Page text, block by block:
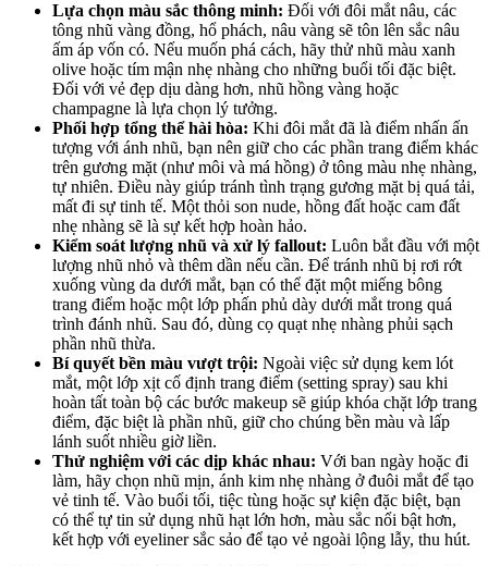
Lựa chọn màu sắc thông minh: Đối với đôi mắt nâu, các
tông nhũ vàng đồng, hổ phách, nâu vàng sẽ tôn lên sắc nâu
ấm áp vốn có. Nếu muốn phá cách, hãy thử nhũ màu xanh
olive hoặc tím mận nhẹ nhàng cho những buổi tối đặc biệt.
Đối với vẻ đẹp dịu dàng hơn, nhũ hồng vàng hoặc
champagne là lựa chọn lý tưởng.
Phối hợp tổng thể hài hòa: Khi đôi mắt đã là điểm nhấn ấn
tượng với ánh nhũ, bạn nên giữ cho các phần trang điểm khác
trên gương mặt (như môi và má hồng) ở tông màu nhẹ nhàng,
tự nhiên. Điều này giúp tránh tình trạng gương mặt bị quá tải,
mất đi sự tinh tế. Một thỏi son nude, hồng đất hoặc cam đất
nhẹ nhàng sẽ là sự kết hợp hoàn hảo.
Kiểm soát lượng nhũ và xử lý fallout: Luôn bắt đầu với một
lượng nhũ nhỏ và thêm dần nếu cần. Để tránh nhũ bị rơi rớt
xuống vùng da dưới mắt, bạn có thể đặt một miếng bông
trang điểm hoặc một lớp phấn phủ dày dưới mắt trong quá
trình đánh nhũ. Sau đó, dùng cọ quạt nhẹ nhàng phủi sạch
phần nhũ thừa.
Bí quyết bền màu vượt trội: Ngoài việc sử dụng kem lót
mắt, một lớp xịt cố định trang điểm (setting spray) sau khi
hoàn tất toàn bộ các bước makeup sẽ giúp khóa chặt lớp trang
điểm, đặc biệt là phần nhũ, giữ cho chúng bền màu và lấp
lánh suốt nhiều giờ liền.
Thử nghiệm với các dịp khác nhau: Với ban ngày hoặc đi
làm, hãy chọn nhũ mịn, ánh kim nhẹ nhàng ở đuôi mắt để tạo
vẻ tinh tế. Vào buổi tối, tiệc tùng hoặc sự kiện đặc biệt, bạn
có thể tự tin sử dụng nhũ hạt lớn hơn, màu sắc nổi bật hơn,
kết hợp với eyeliner sắc sảo để tạo vẻ ngoài lộng lẫy, thu hút.